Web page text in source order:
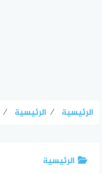
الرئيسية ⁄ الرئيسية ⁄
الرئيسية